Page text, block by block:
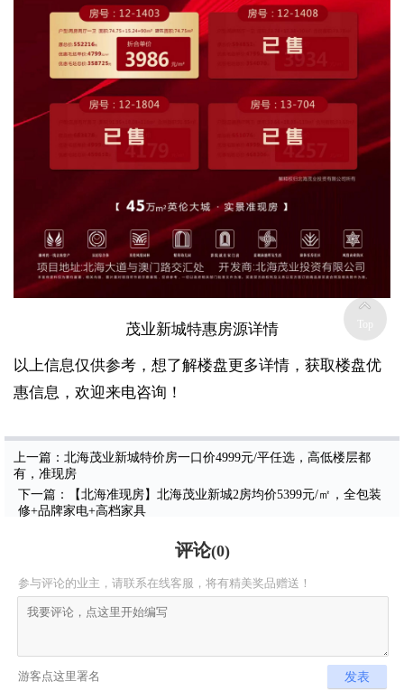
茂业新城特惠房源详情
以上信息仅供参考，想了解楼盘更多详情，获取楼盘优
惠信息，欢迎来电咨询！
上一篇：北海茂业新城特价房一口价4999元/平任选，高低楼层都
有，准现房
下一篇：【北海准现房】北海茂业新城2房均价5399元/㎡，全包装
修+品牌家电+高档家具
评论(0)
参与评论的业主，请联系在线客服，将有精美奖品赠送！
发表